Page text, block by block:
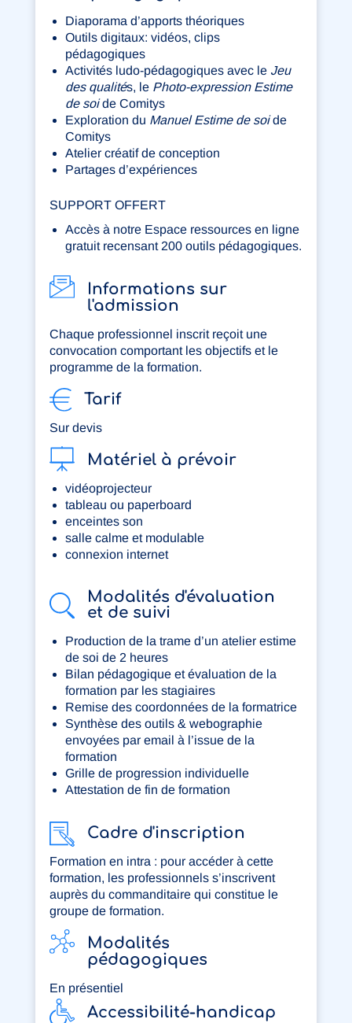
Diaporama d’apports théoriques
Outils digitaux: vidéos, clips
pédagogiques
Activités ludo-pédagogiques avec le Jeu
des qualités, le Photo-expression Estime
de soide Comitys
Exploration du Manuel Estime de soide
Comitys
Atelier créatif de conception
Partages d’expériences
SUPPORT OFFERT
Accès à notre Espace ressources en ligne
gratuit recensant 200 outils pédagogiques.
Informations sur
l'admission
Chaque professionnel inscrit reçoit une
convocation comportant les objectifs et le
programme de la formation.
Tarif
Sur devis
Matériel à prévoir
vidéoprojecteur
tableau ou paperboard
enceintes son
salle calme et modulable
connexion internet
Modalités d'évaluation
et de suivi
Production de la trame d’un atelier estime
de soi de 2 heures
Bilan pédagogique et évaluation de la
formation par les stagiaires
Remise des coordonnées de la formatrice
Synthèse des outils & webographie
envoyées par email à l’issue de la
formation
Grille de progression individuelle
Attestation de fin de formation
Cadre d'inscription
Formation en intra : pour accéder à cette
formation, les professionnels s’inscrivent
auprès du commanditaire qui constitue le
groupe de formation.
Modalités
pédagogiques
En présentiel
Accessibilité-handicap